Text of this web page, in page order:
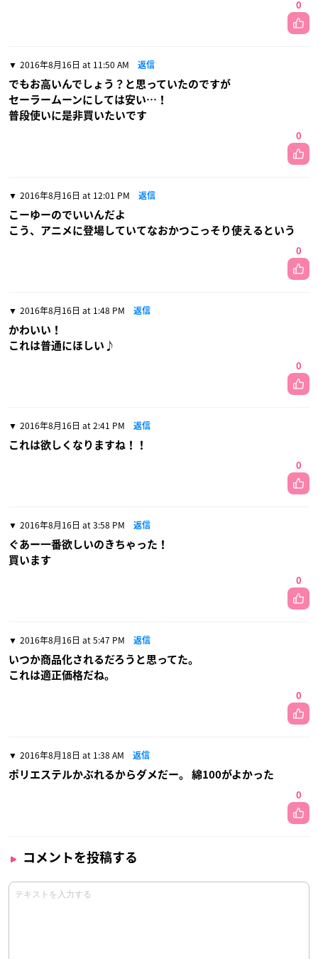
0
2016年8月16日 at 11:50 AM 返信
でもお高いんでしょう？と思っていたのですが
セーラームーンにしては安い…！
普段使いに是非買いたいです
0
2016年8月16日 at 12:01 PM 返信
こーゆーのでいいんだよ
こう、アニメに登場していてなおかつこっそり使えるという
0
2016年8月16日 at 1:48 PM 返信
かわいい！
これは普通にほしい♪
0
2016年8月16日 at 2:41 PM 返信
これは欲しくなりますね！！
0
2016年8月16日 at 3:58 PM 返信
ぐあー一番欲しいのきちゃった！
買います
0
2016年8月16日 at 5:47 PM 返信
いつか商品化されるだろうと思ってた。
これは適正価格だね。
0
2016年8月18日 at 1:38 AM 返信
ポリエステルかぶれるからダメだー。 綿100がよかった
0
コメントを投稿する